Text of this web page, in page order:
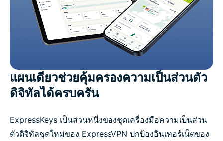
แผนเดียวช่วยคุ้มครองความเป็นส่วนตัว
ดิจิทัลได้ครบครัน
ExpressKeys เป็นส่วนหนึ่งของชุดเครื่องมือความเป็นส่วน
ตัวดิจิทัลชุดใหม่ของ ExpressVPN ปกป้องอินเทอร์เน็ตของ